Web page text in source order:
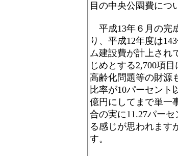
目の中央公園費につ
平成13年６月の完
り、平成12年度は
ム建設費が計上され
じめとする2,700項
高齢化問題等の財源
比率が10パーセント
億円にしてまで単一
合の実に11.27パー
る感じが思われます
す。